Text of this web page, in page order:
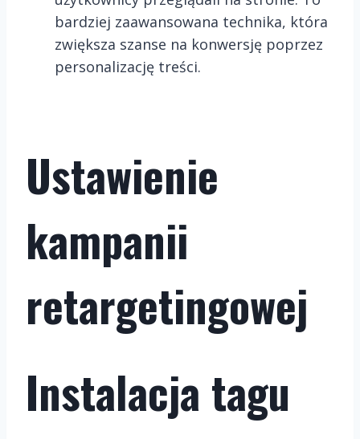
bardziej zaawansowana technika, która
zwiększa szanse na konwersję poprzez
personalizację treści.
Ustawienie
kampanii
retargetingowej
Instalacja tagu